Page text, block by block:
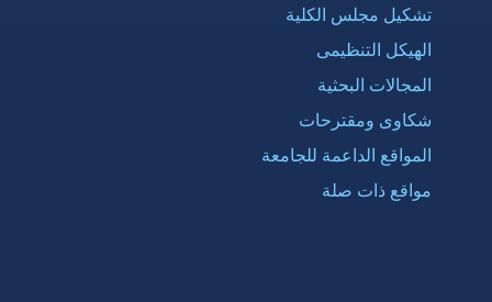
تشكيل مجلس الكلية
الهيكل التنظيمى
المجالات البحثية
شكاوى ومقترحات
المواقع الداعمة للجامعة
مواقع ذات صلة